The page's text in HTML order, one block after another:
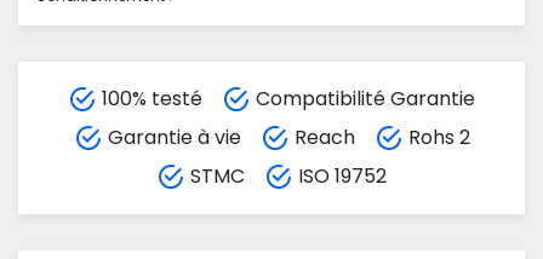
100% testé
Compatibilité Garantie
Garantie à vie
Reach
Rohs 2
STMC
ISO 19752